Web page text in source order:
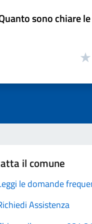
sono chiare
il comune
le domande
Assistenza